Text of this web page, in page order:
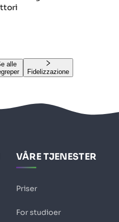
alle
Fidelizzazione
VÅRE TJENESTER
Priser
For studioer